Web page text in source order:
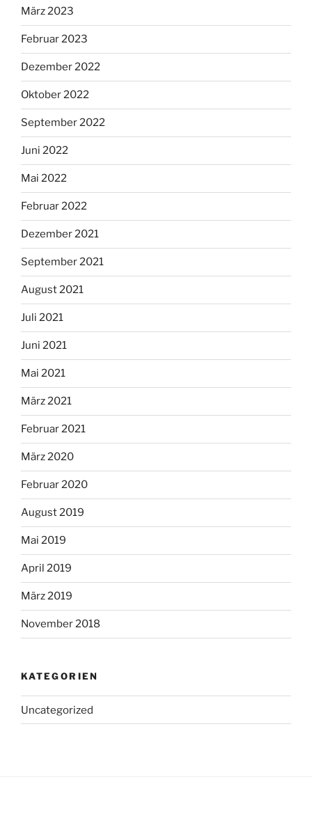
März 2023
Februar 2023
Dezember 2022
Oktober 2022
September 2022
Juni 2022
Mai 2022
Februar 2022
Dezember 2021
September 2021
August 2021
Juli 2021
Juni 2021
Mai 2021
März 2021
Februar 2021
März 2020
Februar 2020
August 2019
Mai 2019
April 2019
März 2019
November 2018
KATEGORIEN
Uncategorized